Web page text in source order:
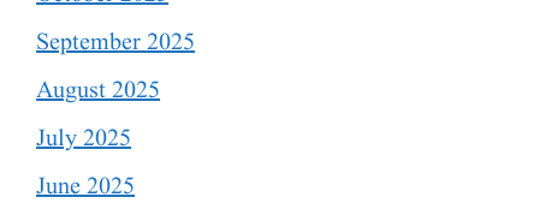
September 2025
August 2025
July 2025
June 2025